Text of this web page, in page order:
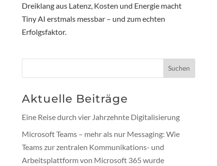
Dreiklang aus Latenz, Kosten und Energie macht
Tiny AI erstmals messbar – und zum echten
Erfolgsfaktor.
Suchen
Aktuelle Beiträge
Eine Reise durch vier Jahrzehnte Digitalisierung
Microsoft Teams – mehr als nur Messaging: Wie
Teams zur zentralen Kommunikations- und
Arbeitsplattform von Microsoft 365 wurde